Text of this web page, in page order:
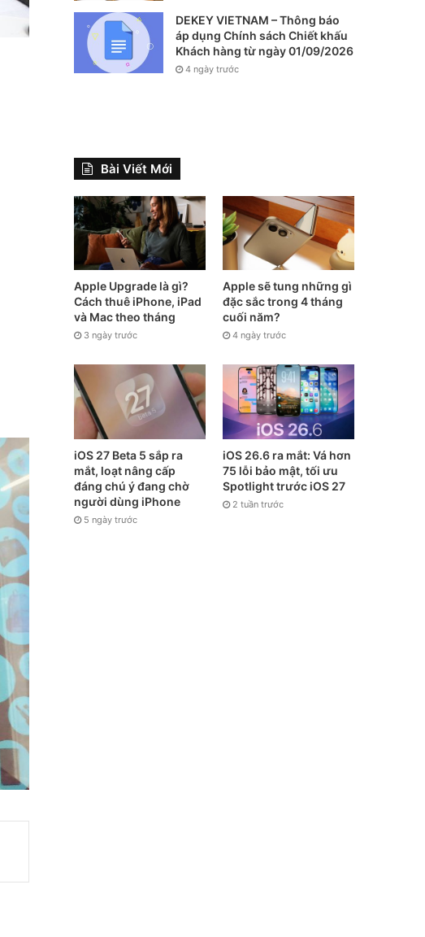
DEKEY VIETNAM – Thông báo
áp dụng Chính sách Chiết khấu
Khách hàng từ ngày 01/09/2026
4 ngày trước
Bài Viết Mới
Apple Upgrade là gì?
Cách thuê iPhone, iPad
và Mac theo tháng
3 ngày trước
Apple sẽ tung những gì
đặc sắc trong 4 tháng
cuối năm?
4 ngày trước
iOS 27 Beta 5 sắp ra
mắt, loạt nâng cấp
đáng chú ý đang chờ
người dùng iPhone
5 ngày trước
iOS 26.6 ra mắt: Vá hơn
75 lỗi bảo mật, tối ưu
Spotlight trước iOS 27
2 tuần trước